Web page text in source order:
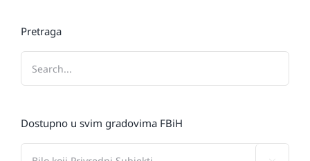
Pretraga
Dostupno u svim gradovima FBiH